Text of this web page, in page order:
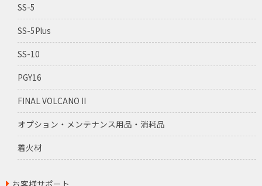
SS-5
SS-5Plus
SS-10
PGY16
FINAL VOLCANO II
オプション・メンテナンス用品・消耗品
着火材
お客様サポート